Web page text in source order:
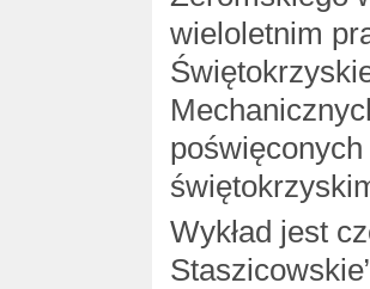
wieloletnim
Wykład jest